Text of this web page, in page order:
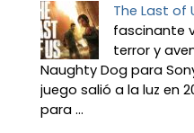
The Last of
fascinante
terror y
Naughty Dog para
juego salió a la luz en
para ...